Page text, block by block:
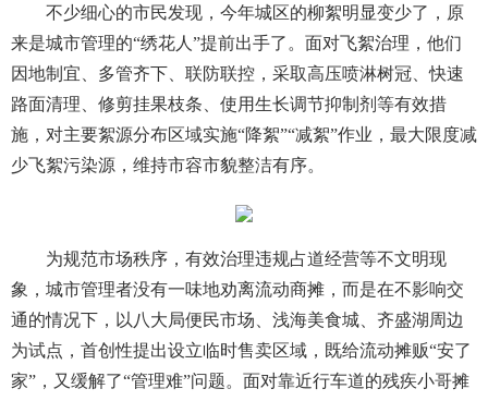
不少细心的市民发现，今年城区的柳絮明显变少了，原
来是城市管理的“绣花人”提前出手了。面对飞絮治理，他们
因地制宜、多管齐下、联防联控，采取高压喷淋树冠、快速
路面清理、修剪挂果枝条、使用生长调节抑制剂等有效措
施，对主要絮源分布区域实施“降絮”“减絮”作业，最大限度减
少飞絮污染源，维持市容市貌整洁有序。
为规范市场秩序，有效治理违规占道经营等不文明现
象，城市管理者没有一味地劝离流动商摊，而是在不影响交
通的情况下，以八大局便民市场、浅海美食城、齐盛湖周边
为试点，首创性提出设立临时售卖区域，既给流动摊贩“安了
家”，又缓解了“管理难”问题。面对靠近行车道的残疾小哥摊